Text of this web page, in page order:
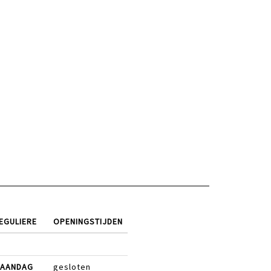
OPENINGSTIJDEN
gesloten